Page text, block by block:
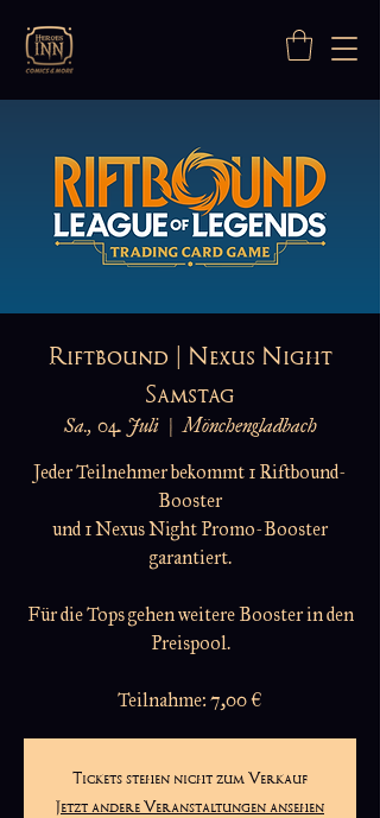
Riftbound | Nexus Night
Samstag
Sa., 04. Juli
  |
Mönchengladbach
Jeder Teilnehmer bekommt 1 Riftbound-
Booster
und 1 Nexus Night Promo-Booster
garantiert.
Für die Tops gehen weitere Booster in den
Preispool.
Teilnahme: 7,00 €
Tickets stehen nicht zum Verkauf
Jetzt andere Veranstaltungen ansehen